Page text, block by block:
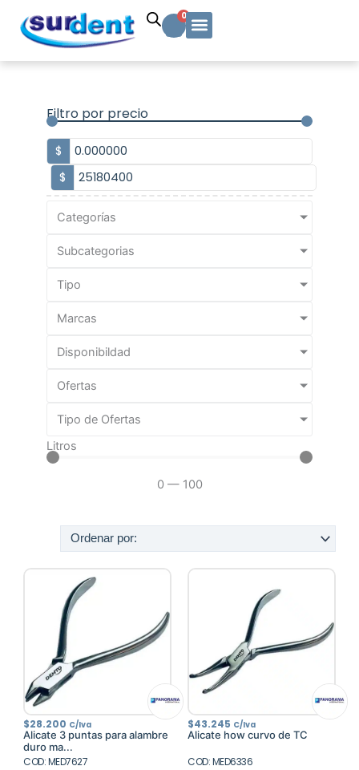
contenido
0
Carrito
Filtro por precio
$
$
Categorías
Subcategorias
Tipo
Marcas
Disponibildad
Ofertas
Tipo de Ofertas
Litros
0 — 100
$28.200 C/Iva
Alicate 3 puntas para alambre
duro ma...
COD: MED7627
$43.245 C/Iva
Alicate how curvo de TC
COD: MED6336